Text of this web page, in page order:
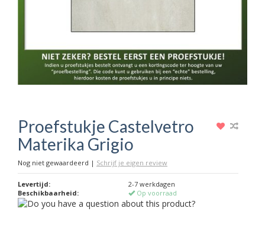
Proefstukje Castelvetro
Materika Grigio
Nog niet gewaardeerd | Schrijf je eigen review
Levertijd:
2-7 werkdagen
Beschikbaarheid:
Op voorraad